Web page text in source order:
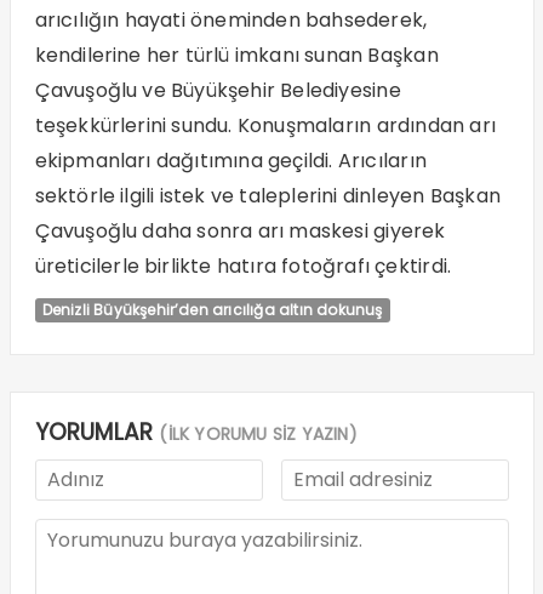
arıcılığın hayati öneminden bahsederek,
kendilerine her türlü imkanı sunan Başkan
Çavuşoğlu ve Büyükşehir Belediyesine
teşekkürlerini sundu. Konuşmaların ardından arı
ekipmanları dağıtımına geçildi. Arıcıların
sektörle ilgili istek ve taleplerini dinleyen Başkan
Çavuşoğlu daha sonra arı maskesi giyerek
üreticilerle birlikte hatıra fotoğrafı çektirdi.
Denizli Büyükşehir’den arıcılığa altın dokunuş
YORUMLAR (İLK YORUMU SİZ YAZIN)